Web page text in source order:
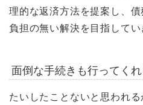
理的な返済方法を提案し、
負担の無い解決を目指してい
面倒な手続きも行ってくれ
たいしたことないと思われ